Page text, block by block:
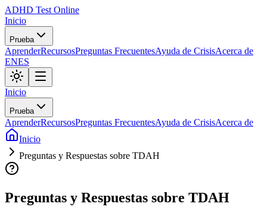
ADHD Test Online
Inicio
Prueba
AprenderRecursosPreguntas FrecuentesAyuda de CrisisAcerca de
ENES
Inicio
Prueba
AprenderRecursosPreguntas FrecuentesAyuda de CrisisAcerca de
Inicio
Preguntas y Respuestas sobre TDAH
Preguntas y Respuestas sobre TDAH